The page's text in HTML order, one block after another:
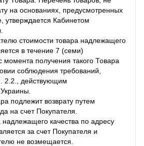
на основаниях, предусмотренных
утверждается Кабинетом
стоимости товара надлежащего
в течение 7 (семи)
момента получения такого Товара
соблюдения требований,
2.2., действующим
подлежит возврату путем
на счет Покупателя.
надлежащего качества по адресу
за счет Покупателя и
не возмещается.